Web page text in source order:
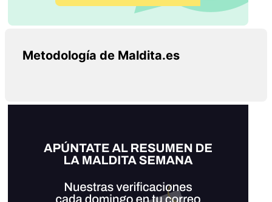
Metodología de Maldita.es